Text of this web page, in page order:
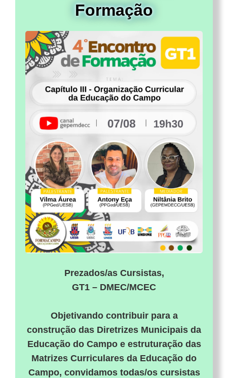
Formação
Prezados/as Cursistas,
GT1 – DMEC/MCEC
Objetivando contribuir para a
construção das Diretrizes Municipais da
Educação do Campo e estruturação das
Matrizes Curriculares da Educação do
Campo, convidamos todas/os cursistas